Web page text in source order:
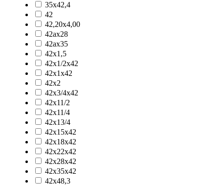
35x42,4
42
42,20x4,00
42ax28
42ax35
42x1,5
42x1/2x42
42x1x42
42x2
42x3/4x42
42x11/2
42x11/4
42x13/4
42x15x42
42x18x42
42x22x42
42x28x42
42x35x42
42x48,3